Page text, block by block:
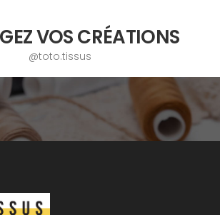
VOS CRÉATIONS
@toto.tissus